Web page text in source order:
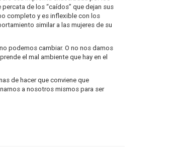
de los “caídos” que dejan sus
completo y es inflexible con los
similar a las mujeres de su
podemos cambiar. O no nos damos
el mal ambiente que hay en el
de hacer que conviene que
a nosotros mismos para ser